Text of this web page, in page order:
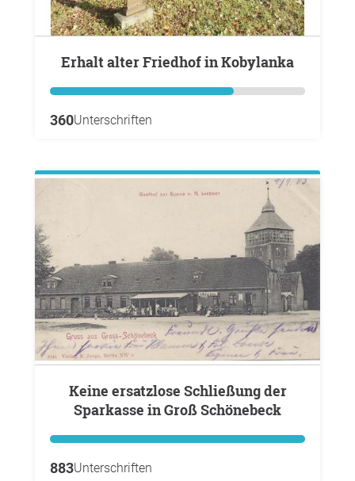
Erhalt alter Friedhof in Kobylanka
360Unterschriften
Keine ersatzlose Schließung der
Sparkasse in Groß Schönebeck
883Unterschriften